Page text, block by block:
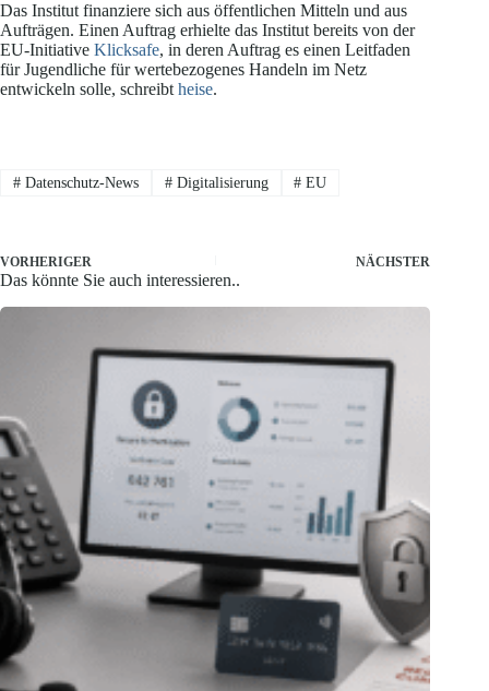
Das Institut finanziere sich aus öffentlichen Mitteln und aus
Aufträgen. Einen Auftrag erhielte das Institut bereits von der
EU-Initiative Klicksafe, in deren Auftrag es einen Leitfaden
für Jugendliche für wertebezogenes Handeln im Netz
entwickeln solle, schreibt heise.
#Datenschutz-News #Digitalisierung # EU
VORHERIGER NÄCHSTER
Das könnte Sie auch interessieren..